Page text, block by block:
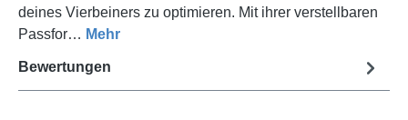
deines Vierbeiners zu optimieren. Mit ihrer verstellbaren
Passfor… Mehr
Bewertungen